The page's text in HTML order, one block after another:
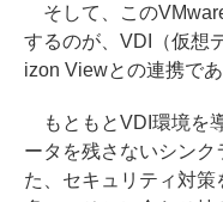
そして、この
するのが、VDI（仮想
izon Viewとの連携であ
もともとVDI環境を
ータを残さないシン
た、セキュリティ対